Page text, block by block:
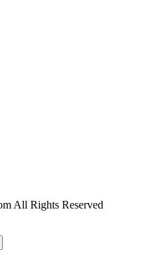
All Rights Reserved